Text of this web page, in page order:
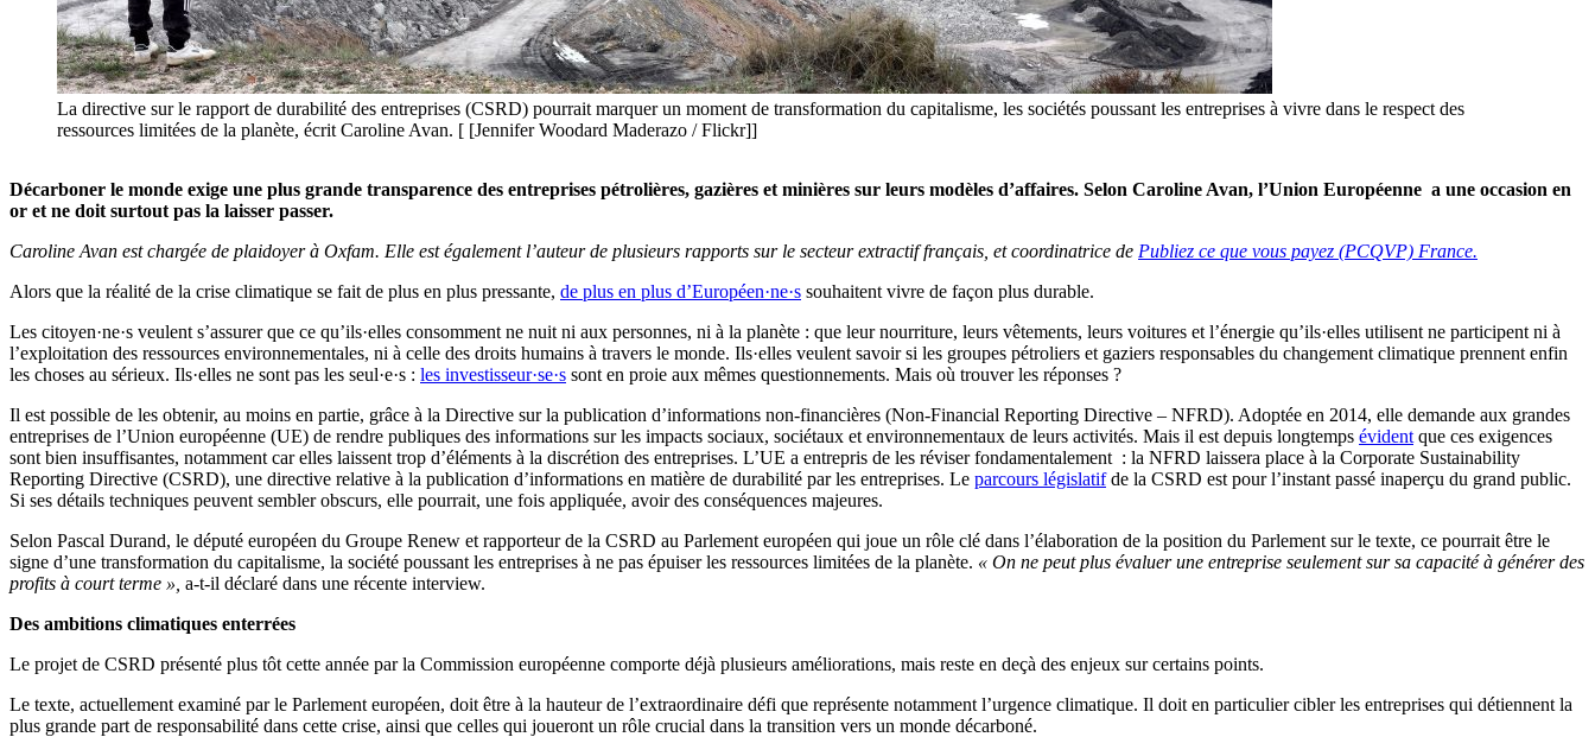
La directive sur le rapport de durabilité des entreprises (CSRD) pourrait marquer un moment de transformation du capitalisme, les sociétés poussant les entreprises à vivre dans le respect des
ressources limitées de la planète, écrit Caroline Avan. [ [Jennifer Woodard Maderazo / Flickr]]
Décarboner le monde exige une plus grande transparence des entreprises pétrolières, gazières et minières sur leurs modèles d’affaires. Selon Caroline Avan, l’Union Européenne a une occasion en
or et ne doit surtout pas la laisser passer.
Caroline Avan est chargée de plaidoyer à Oxfam. Elle est également l’auteur de plusieurs rapports sur le secteur extractif français, et coordinatrice de Publiez ce que vous payez (PCQVP) France.
Alors que la réalité de la crise climatique se fait de plus en plus pressante, de plus en plus d’Européen·ne·s souhaitent vivre de façon plus durable.
Les citoyen·ne·s veulent s’assurer que ce qu’ils·elles consomment ne nuit ni aux personnes, ni à la planète : que leur nourriture, leurs vêtements, leurs voitures et l’énergie qu’ils·elles utilisent ne participent ni à
l’exploitation des ressources environnementales, ni à celle des droits humains à travers le monde. Ils·elles veulent savoir si les groupes pétroliers et gaziers responsables du changement climatique prennent enfin
les choses au sérieux. Ils·elles ne sont pas les seul·e·s : les investisseur·se·s sont en proie aux mêmes questionnements. Mais où trouver les réponses ?
Il est possible de les obtenir, au moins en partie, grâce à la Directive sur la publication d’informations non-financières (Non-Financial Reporting Directive – NFRD). Adoptée en 2014, elle demande aux grandes
entreprises de l’Union européenne (UE) de rendre publiques des informations sur les impacts sociaux, sociétaux et environnementaux de leurs activités. Mais il est depuis longtemps évident que ces exigences
sont bien insuffisantes, notamment car elles laissent trop d’éléments à la discrétion des entreprises. L’UE a entrepris de les réviser fondamentalement : la NFRD laissera place à la Corporate Sustainability
Reporting Directive (CSRD), une directive relative à la publication d’informations en matière de durabilité par les entreprises. Le parcours législatifde la CSRD est pour l’instant passé inaperçu du grand public.
Si ses détails techniques peuvent sembler obscurs, elle pourrait, une fois appliquée, avoir des conséquences majeures.
Selon Pascal Durand, le député européen du Groupe Renew et rapporteur de la CSRD au Parlement européen qui joue un rôle clé dans l’élaboration de la position du Parlement sur le texte, ce pourrait être le
signe d’une transformation du capitalisme, la société poussant les entreprises à ne pas épuiser les ressources limitées de la planète. « On ne peut plus évaluer une entreprise seulement sur sa capacité à générer des
profits à court terme », a-t-il déclaré dans une récente interview.
Des ambitions climatiques enterrées
Le projet de CSRD présenté plus tôt cette année par la Commission européenne comporte déjà plusieurs améliorations, mais reste en deçà des enjeux sur certains points.
Le texte, actuellement examiné par le Parlement européen, doit être à la hauteur de l’extraordinaire défi que représente notamment l’urgence climatique. Il doit en particulier cibler les entreprises qui détiennent la
plus grande part de responsabilité dans cette crise, ainsi que celles qui joueront un rôle crucial dans la transition vers un monde décarboné.